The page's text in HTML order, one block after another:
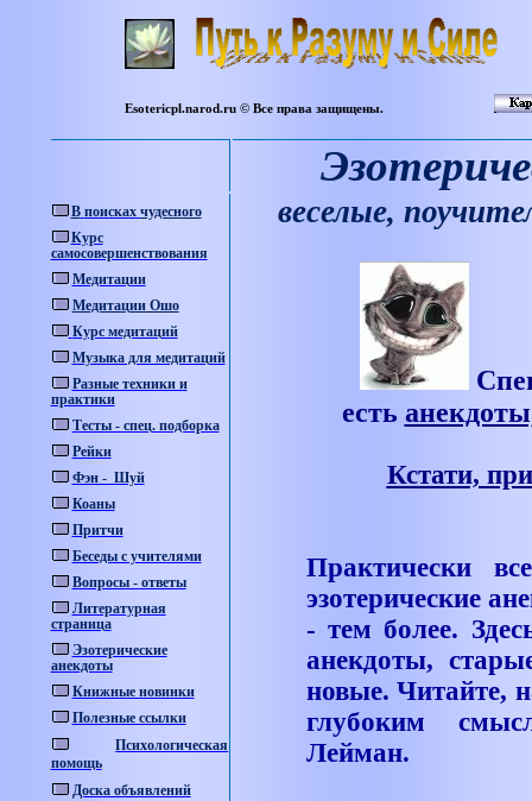
Esotericpl.narod.ru © Все права защищены.
В поисках чудесного
Курс
самосовершенствования
Медитации
Медитации Ошо
Курс медитаций
Музыка для медитаций
Разные техники и
практики
Тесты - спец. подборка
Рейки
Фэн - Шуй
Коаны
Притчи
Беседы с учителями
Вопросы - ответы
Литературная
страница
Эзотерические
анекдоты
Книжные новинки
Полезные ссылки
Психологическая
помощь
Доска объявлений
веселые,
есть
Кстати,
Практически
эзотерические
- тем более.
анекдоты,
новые. Читайте,
глубоким
Лейман.